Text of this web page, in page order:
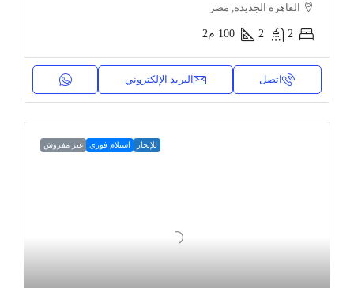
القاهرة الجديدة, مصر
2
2
100 م2
اتصل البريد الإلكتروني
للإيجار استلام فوري غير مفروش